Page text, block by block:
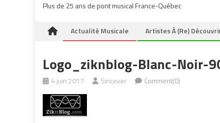
Plus de 25 ans de pont musical France-Québec
Actualité Musicale Artistes À (re)
Logo_ziknblog-Blanc-Noir-
4 juin 2017 Sincever Comment(0)